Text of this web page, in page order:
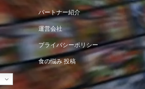
パートナー紹介
運営会社
プライバシーポリシー
食の悩み 投稿